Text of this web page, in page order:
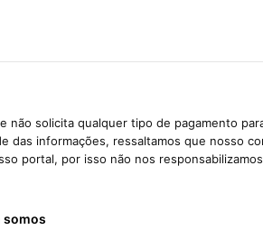
solicita qualquer tipo de pagamento
das informações, ressaltamos que nosso
portal, por isso não nos
somos